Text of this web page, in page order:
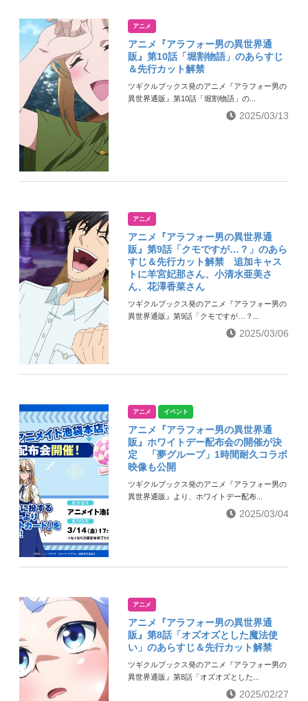
アニメ
アニメ『アラフォー男の異世界通
販』第10話「堀割物語」のあらすじ
＆先行カット解禁
ツギクルブックス発のアニメ『アラフォー男の
異世界通販』第10話「堀割物語」の...
2025/03/13
アニメ
アニメ『アラフォー男の異世界通
販』第9話「クモですが…？」のあら
すじ＆先行カット解禁 追加キャス
トに羊宮妃那さん、小清水亜美さ
ん、花澤香菜さん
ツギクルブックス発のアニメ『アラフォー男の
異世界通販』第9話「クモですが…？...
2025/03/06
アニメ イベント
アニメ『アラフォー男の異世界通
販』ホワイトデー配布会の開催が決
定 「夢グループ」1時間耐久コラボ
映像も公開
ツギクルブックス発のアニメ『アラフォー男の
異世界通販』より、ホワイトデー配布...
2025/03/04
アニメ
アニメ『アラフォー男の異世界通
販』第8話「オズオズとした魔法使
い」のあらすじ＆先行カット解禁
ツギクルブックス発のアニメ『アラフォー男の
異世界通販』第8話「オズオズとした...
2025/02/27